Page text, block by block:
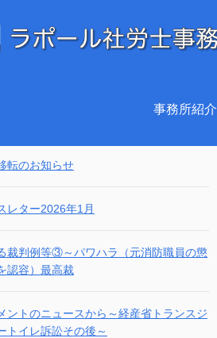
事務所紹介
転のお知らせ
レター2026年1月
裁判例等③～パワハラ（元消防職員の懲
認容）最高裁
ントのニュースから～経産省トランスジ
トイレ訴訟その後～